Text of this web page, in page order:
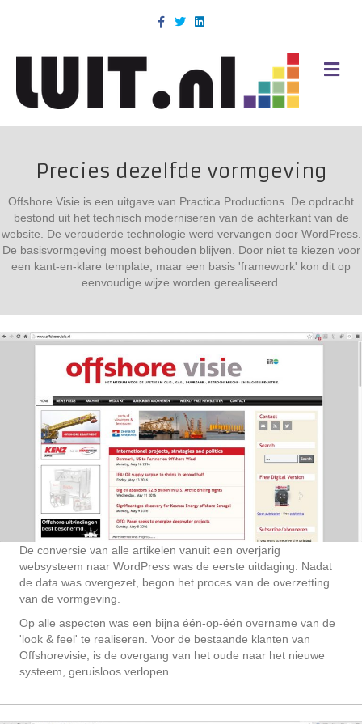
Facebook
TwitterLinkedin
Precies dezelfde vormgeving
Offshore Visie is een uitgave van Practica Productions. De opdracht
bestond uit het technisch moderniseren van de achterkant van de
website. De verouderde technologie werd vervangen door WordPress.
De basisvormgeving moest behouden blijven. Door niet te kiezen voor
een kant-en-klare template, maar een basis 'framework' kon dit op
eenvoudige wijze worden gerealiseerd.
De conversie van alle artikelen vanuit een overjarig
websysteem naar WordPress was de eerste uitdaging. Nadat
de data was overgezet, begon het proces van de overzetting
van de vormgeving.
Op alle aspecten was een bijna één-op-één overname van de
'look & feel' te realiseren. Voor de bestaande klanten van
Offshorevisie, is de overgang van het oude naar het nieuwe
systeem, geruisloos verlopen.